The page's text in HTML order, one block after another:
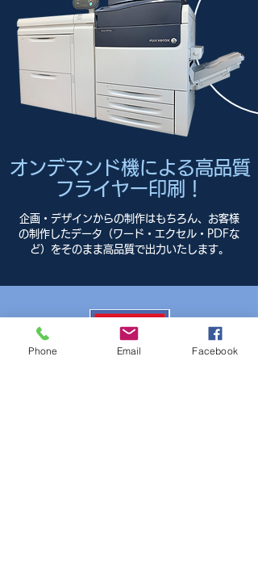
​​​​オンデマンド機による高品質
フライヤー印刷！
企画・デザインからの制作はもちろん、お客様
の制作したデータ（ワード・エクセル・PDFな
ど）をそのまま高品質で出力いたします。
Phone Email Facebook